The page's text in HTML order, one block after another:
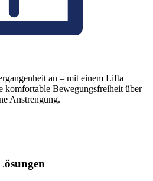
an – mit einem Lifta
komfortable Bewegungsfreiheit über
Anstrengung.